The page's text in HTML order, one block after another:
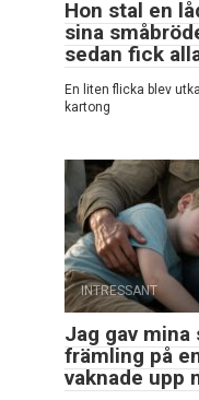
Hon stal en
sina
sedan fick
En liten flicka blev
kartong
INTRESSANT
Jag gav
främling på
vaknade upp